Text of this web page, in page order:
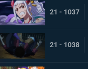
21 - 1037
21 - 1038